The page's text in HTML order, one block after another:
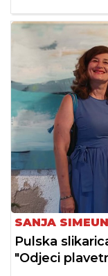
SANJA
Pulska
"Odjeci